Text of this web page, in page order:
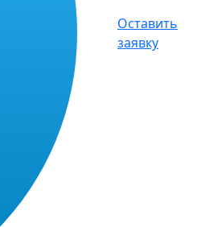
Оставить
заявку